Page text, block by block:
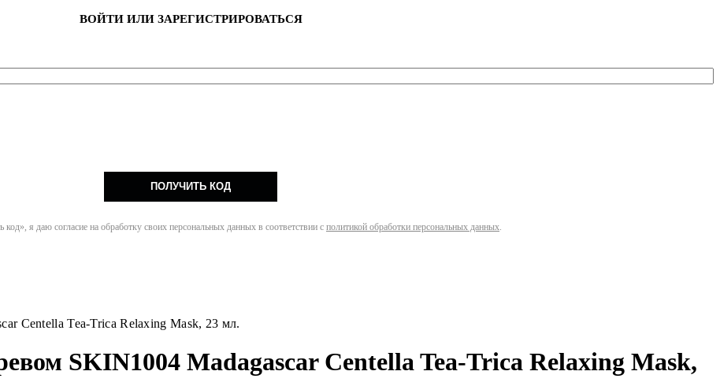
ВОЙТИ ИЛИ ЗАРЕГИСТРИРОВАТЬСЯ
ПОЛУЧИТЬ КОД
я даю согласие на обработку своих персональных данных в соответствии с политикой обработки персональных данных.
Centella Tea-Trica Relaxing Mask, 23 мл.
SKIN1004 Madagascar Centella Tea-Trica Relaxing Mask,